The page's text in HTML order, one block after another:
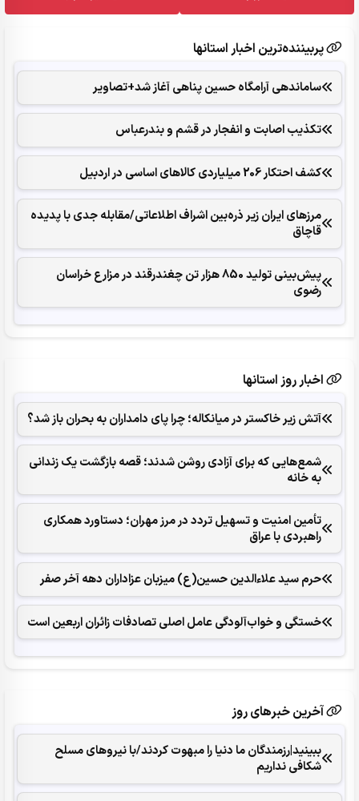
پربیننده‌ترین اخبار استانها
ساماندهی آرامگاه حسین پناهی آغاز شد+تصاویر
تکذیب اصابت و انفجار در قشم و بندرعباس
کشف احتکار 206 میلیاردی کالاهای اساسی در اردبیل
مرزهای ایران زیر ذره‌بین اشراف اطلاعاتی/مقابله جدی با پدیده
قاچاق
پیش‌بینی تولید 850 هزار تن چغندرقند در مزارع خراسان
رضوی
اخبار روز استانها
آتش زیر خاکستر در میانکاله؛ چرا پای دامداران به بحران باز شد؟
شمع‌هایی که ‌برای آزادی روشن شدند؛ قصه بازگشت یک زندانی
به خانه
تأمین امنیت و تسهیل تردد در مرز مهران؛ دستاورد همکاری‌
راهبردی با عراق
حرم سید علاءالدین حسین(ع) میزبان عزاداران دهه آخر صفر
خستگی و خواب‌آلودگی عامل اصلی تصادفات زائران اربعین است
آخرین خبرهای روز
ببینید|رزمندگان ما دنیا را مبهوت کردند/با نیروهای مسلح
شکافی نداریم